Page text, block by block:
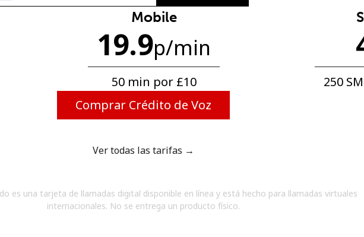
No se ha creado una contraseña
Mínimo 8 caracteres
Una letra mayúscula y una minúscula
Un caracter especial
ofertas.
Mobile
19.9p/min
50 min por ⁦£10⁩
250
Comprar Crédito de Voz
Ver todas las tarifas →
es una tarjeta de llamadas digital disponible en línea y está hecho para llamadas virtuales
internacionales. No se entrega un producto físico.